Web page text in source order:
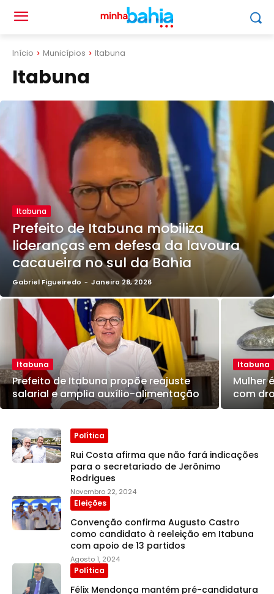
Início Municípios Itabuna
Itabuna
Itabuna
Prefeito de Itabuna mobiliza
lideranças em defesa da lavoura
cacaueira no sul da Bahia
Gabriel Figueiredo - Janeiro 28, 2026
Itabuna
Prefeito de Itabuna propõe reajuste
salarial e amplia auxílio-alimentação
Itabuna
Mulher
com
Política
Rui Costa afirma que não fará indicações
para o secretariado de Jerônimo
Rodrigues
Novembro 22, 2024
Eleições
Convenção confirma Augusto Castro
como candidato à reeleição em Itabuna
com apoio de 13 partidos
Agosto 1, 2024
Política
Félix Mendonça mantém pré-candidatura